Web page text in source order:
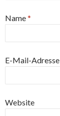
Name*
E-Mail-Adresse
Website